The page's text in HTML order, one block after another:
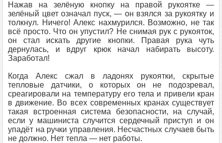
Нажав на зелёную кнопку на правой рукоятке —
зелёный цвет означал пуск, — он взялся за рукоятку и
толкнул. Ничего! Алекс нахмурился. Возможно, не так
всё просто. Что он упустил? Не снимая рук с рукояток,
он стал искать другие кнопки. Правая рука чуть
дернулась, и вдруг крюк начал набирать высоту.
Заработал!
Когда Алекс сжал в ладонях рукоятки, скрытые
тепловые датчики, о которых он не подозревал,
среагировали на температуру его тела и привели кран
в движение. Во всех современных кранах существует
такая встроенная система безопасности, на случай,
если у машиниста случится сердечный приступ и он
упадёт на ручки управления. Несчастных случаев быть
не должно. Нет тепла — нет работы.